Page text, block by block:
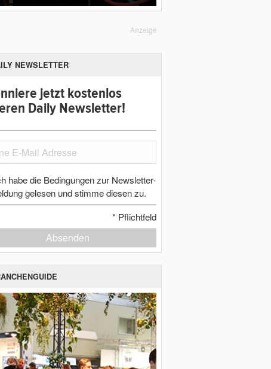
Anzeige
NEWSLETTER
jetzt kostenlos
Daily Newsletter!
habe die Bedingungen zur Newsletter-
gelesen und stimme diesen zu.
* Pflichtfeld
Absenden